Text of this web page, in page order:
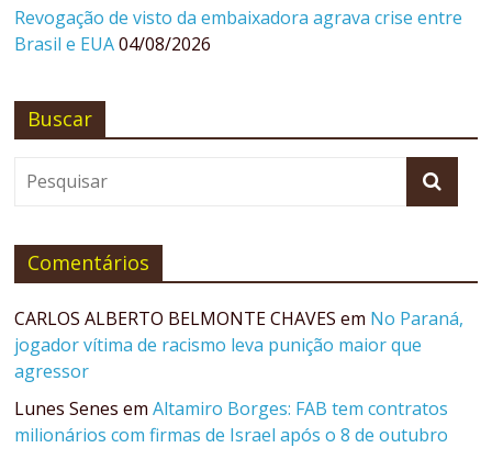
Revogação de visto da embaixadora agrava crise entre
Brasil e EUA 04/08/2026
Buscar
Comentários
CARLOS ALBERTO BELMONTE CHAVES em No Paraná,
jogador vítima de racismo leva punição maior que
agressor
Lunes Senes emAltamiro Borges: FAB tem contratos
milionários com firmas de Israel após o 8 de outubro